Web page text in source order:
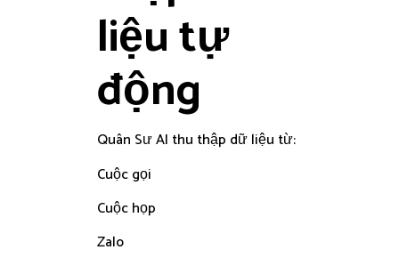
liệu tự
động
Quân Sư AI thu thập dữ liệu từ:
Cuộc gọi
Cuộc họp
Zalo